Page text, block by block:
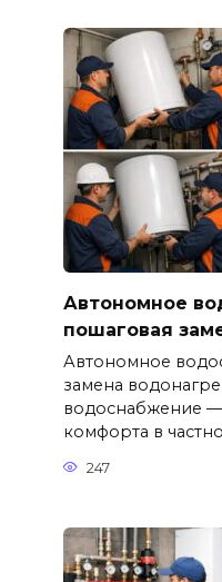
Автономное
пошаговая
Автономное
замена
водоснабжение
комфорта в
247